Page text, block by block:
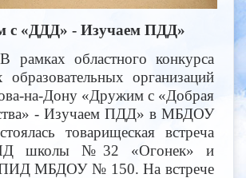
с «ДДД» - Изучаем ПДД»
областного конкурса
организаций
на-Дону «Дружим с «Добрая
- Изучаем ПДД» в МБДОУ
товарищеская встреча
школы №32 «Огонек» и
МБДОУ № 150. На встрече